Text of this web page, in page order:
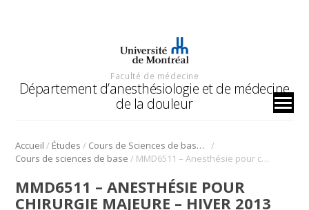
Faculté de médecine
Département d’anesthésiologie et de médecine
de la douleur
Accueil / Études / Cours de Sciences de base (CSB)
/
Cours de sciences de base / MMD6511 – Anesthésie pour chirurgie majeure – Hiver 2013
MMD6511 – ANESTHÉSIE POUR
CHIRURGIE MAJEURE – HIVER 2013